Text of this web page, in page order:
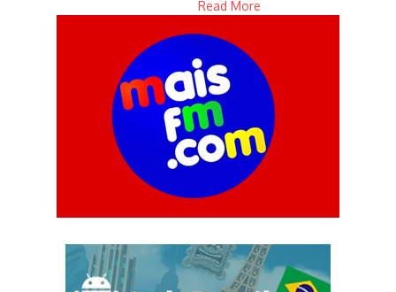
Read More